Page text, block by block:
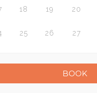
18 19 20
25 26 27